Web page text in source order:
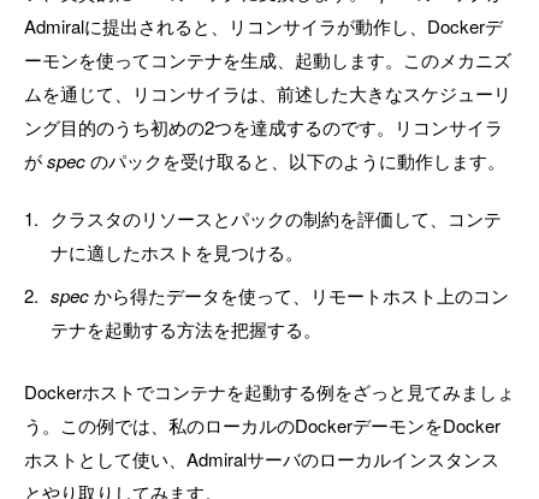
Admiralに提出されると、リコンサイラが動作し、Dockerデ
ーモンを使ってコンテナを生成、起動します。このメカニズ
ムを通じて、リコンサイラは、前述した大きなスケジューリ
ング目的のうち初めの2つを達成するのです。リコンサイラ
がspecのパックを受け取ると、以下のように動作します。
クラスタのリソースとパックの制約を評価して、コンテ
ナに適したホストを見つける。
specから得たデータを使って、リモートホスト上のコン
テナを起動する方法を把握する。
Dockerホストでコンテナを起動する例をざっと見てみましょ
う。この例では、私のローカルのDockerデーモンをDocker
ホストとして使い、Admiralサーバのローカルインスタンス
とやり取りしてみます。